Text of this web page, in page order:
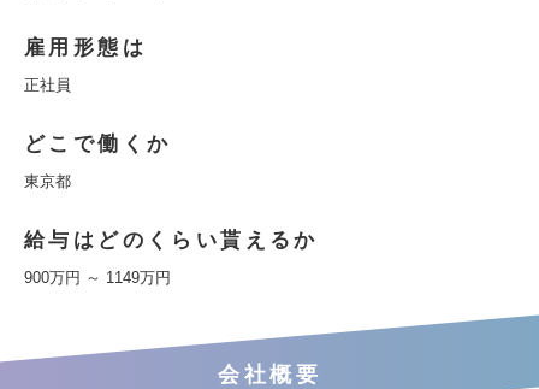
雇用形態は
正社員
どこで働くか
東京都
給与はどのくらい貰えるか
900万円 ～ 1149万円
会社概要